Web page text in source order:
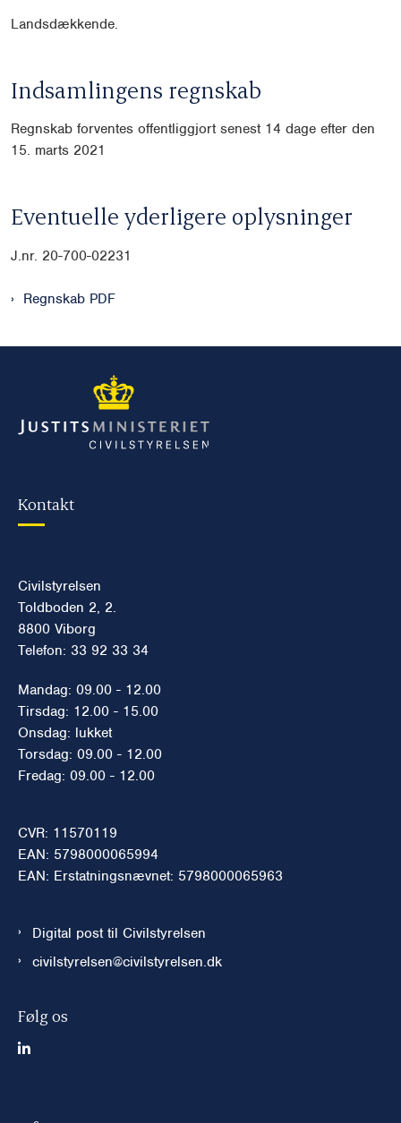
Landsdækkende.
Indsamlingens regnskab
Regnskab forventes offentliggjort senest 14 dage efter den
15. marts 2021
Eventuelle yderligere oplysninger
J.nr. 20-700-02231
Regnskab PDF
Kontakt
Civilstyrelsen
Toldboden 2, 2.
8800 Viborg
Telefon: 33 92 33 34
Mandag: 09.00 - 12.00
Tirsdag: 12.00 - 15.00
Onsdag: lukket
Torsdag: 09.00 - 12.00
Fredag: 09.00 - 12.00
CVR: 11570119
EAN: 5798000065994
EAN: Erstatningsnævnet: 5798000065963
Digital post til Civilstyrelsen
civilstyrelsen@civilstyrelsen.dk
Følg os